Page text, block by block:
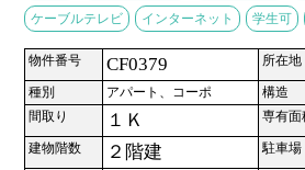
ケーブルテレビ インターネット 学生可
物件番号 CF0379 所在地
種別 アパート、コーポ
構造
間取り
１Ｋ 専有面
建物階数 ２階建 駐車場